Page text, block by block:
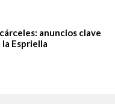
anuncios clave
Espriella